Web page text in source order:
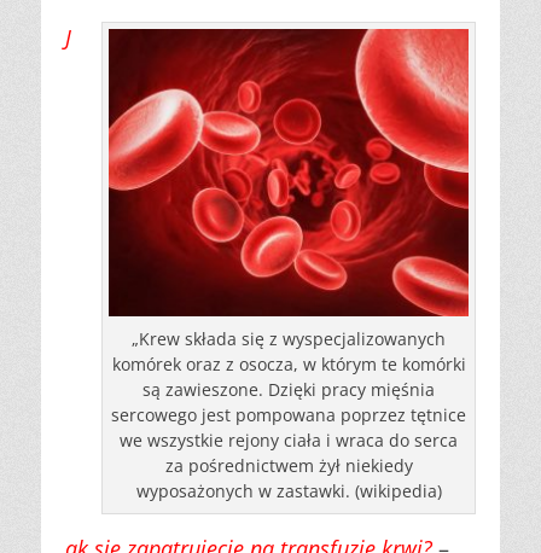
„Krew składa się z wyspecjalizowanych
komórek oraz z osocza, w którym te komórki
są zawieszone. Dzięki pracy mięśnia
sercowego jest pompowana poprzez tętnice
we wszystkie rejony ciała i wraca do serca
za pośrednictwem żył niekiedy
wyposażonych w zastawki. (wikipedia)
J